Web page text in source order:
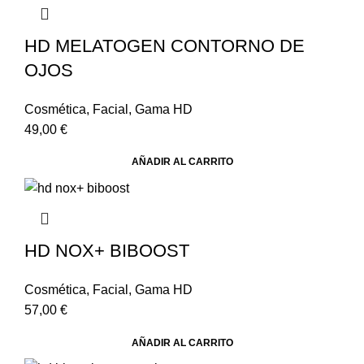
HD MELATOGEN CONTORNO DE
OJOS
Cosmética, Facial , Gama HD
49,00 €
AÑADIR AL CARRITO
HD NOX+ BIBOOST
Cosmética, Facial , Gama HD
57,00 €
AÑADIR AL CARRITO